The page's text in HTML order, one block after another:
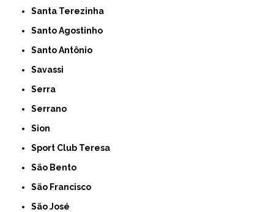
Santa Terezinha
Santo Agostinho
Santo Antônio
Savassi
Serra
Serrano
Sion
Sport Club Teresa
São Bento
São Francisco
São José